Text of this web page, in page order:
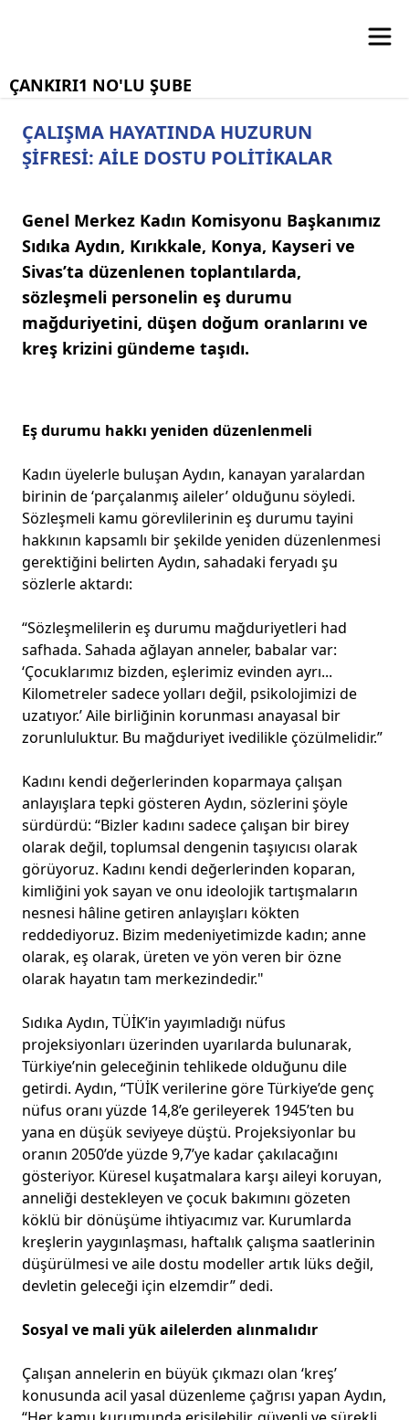
ÇANKIRI1 NO'LU ŞUBE
ÇALIŞMA HAYATINDA HUZURUN
ŞİFRESİ: AİLE DOSTU POLİTİKALAR
Genel Merkez Kadın Komisyonu Başkanımız
Sıdıka Aydın, Kırıkkale, Konya, Kayseri ve
Sivas’ta düzenlenen toplantılarda,
sözleşmeli personelin eş durumu
mağduriyetini, düşen doğum oranlarını ve
kreş krizini gündeme taşıdı.
Eş durumu hakkı yeniden düzenlenmeli
Kadın üyelerle buluşan Aydın, kanayan yaralardan
birinin de ‘parçalanmış aileler’ olduğunu söyledi.
Sözleşmeli kamu görevlilerinin eş durumu tayini
hakkının kapsamlı bir şekilde yeniden düzenlenmesi
gerektiğini belirten Aydın, sahadaki feryadı şu
sözlerle aktardı:
“Sözleşmelilerin eş durumu mağduriyetleri had
safhada. Sahada ağlayan anneler, babalar var:
‘Çocuklarımız bizden, eşlerimiz evinden ayrı...
Kilometreler sadece yolları değil, psikolojimizi de
uzatıyor.’ Aile birliğinin korunması anayasal bir
zorunluluktur. Bu mağduriyet ivedilikle çözülmelidir.”
Kadını kendi değerlerinden koparmaya çalışan
anlayışlara tepki gösteren Aydın, sözlerini şöyle
sürdürdü: “Bizler kadını sadece çalışan bir birey
olarak değil, toplumsal dengenin taşıyıcısı olarak
görüyoruz. Kadını kendi değerlerinden koparan,
kimliğini yok sayan ve onu ideolojik tartışmaların
nesnesi hâline getiren anlayışları kökten
reddediyoruz. Bizim medeniyetimizde kadın; anne
olarak, eş olarak, üreten ve yön veren bir özne
olarak hayatın tam merkezindedir."
Sıdıka Aydın, TÜİK’in yayımladığı nüfus
projeksiyonları üzerinden uyarılarda bulunarak,
Türkiye’nin geleceğinin tehlikede olduğunu dile
getirdi. Aydın, “TÜİK verilerine göre Türkiye’de genç
nüfus oranı yüzde 14,8’e gerileyerek 1945’ten bu
yana en düşük seviyeye düştü. Projeksiyonlar bu
oranın 2050’de yüzde 9,7’ye kadar çakılacağını
gösteriyor. Küresel kuşatmalara karşı aileyi koruyan,
anneliği destekleyen ve çocuk bakımını gözeten
köklü bir dönüşüme ihtiyacımız var. Kurumlarda
kreşlerin yaygınlaşması, haftalık çalışma saatlerinin
düşürülmesi ve aile dostu modeller artık lüks değil,
devletin geleceği için elzemdir” dedi.
Sosyal ve mali yük ailelerden alınmalıdır
Çalışan annelerin en büyük çıkmazı olan ‘kreş’
konusunda acil yasal düzenleme çağrısı yapan Aydın,